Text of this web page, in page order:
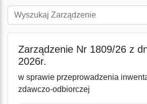
Zarządzenie Nr 1809/26 z
2026r.
w sprawie przeprowadzenia
zdawczo-odbiorczej